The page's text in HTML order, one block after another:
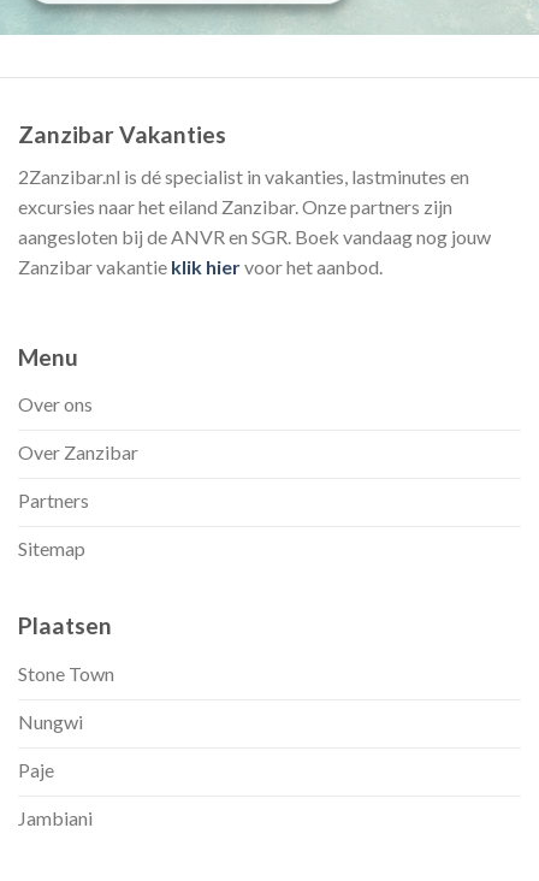
Zanzibar Vakanties
2Zanzibar.nl is dé specialist in vakanties, lastminutes en
excursies naar het eiland Zanzibar. Onze partners zijn
aangesloten bij de ANVR en SGR. Boek vandaag nog jouw
Zanzibar vakantie klik hiervoor het aanbod.
Menu
Over ons
Over Zanzibar
Partners
Sitemap
Plaatsen
Stone Town
Nungwi
Paje
Jambiani